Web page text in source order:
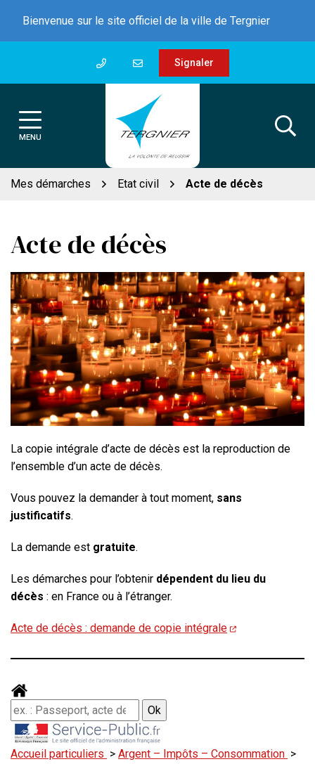
contenu
Bienvenue sur le site officiel de la ville de Tergnier
Signaler
MENU
Mes démarches Etat civil Acte de décès
Acte de décès
La copie intégrale d’acte de décès est la reproduction de
l’ensemble d’un acte de décès.
Vous pouvez la demander à tout moment, sans
justificatifs.
La demande est gratuite.
Les démarches pour l’obtenir dépendent du lieu du
décès : en France ou à l’étranger.
Acte de décès : demande de copie intégrale
Accueil particuliers > Argent – Impôts – Consommation >